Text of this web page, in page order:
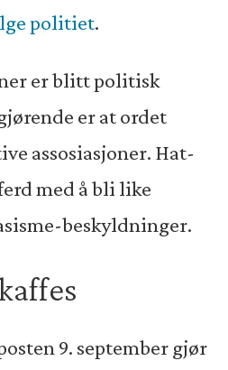
politiet.
er blitt politisk
er at ordet
assosiasjoner. Hat-
med å bli like
beskyldninger.
9. september gjør